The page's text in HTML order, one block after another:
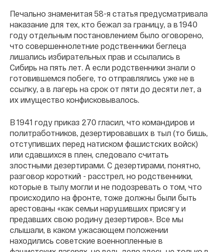
Печально знаменитая 58-я статья предусматривала
наказание для тех, кто бежал за границу, а в 1940
году отдельным постановлением было оговорено,
что совершеннолетние родственники беглеца
лишались избирательных прав и ссылались в
Сибирь на пять лет. А если родственники знали о
готовившемся побеге, то отправлялись уже не в
ссылку, а в лагерь на срок от пяти до десяти лет, а
их имущество конфисковывалось.
В 1941 году приказ 270 гласил, что командиров и
политработников, дезертировавших в тыл (то бишь,
отступивших перед натиском фашистских войск)
или сдавшихся в плен, следовало считать
злостными дезертирами. С дезертирами, понятно,
разговор короткий - расстрел, но родственники,
которые в тылу могли и не подозревать о том, что
происходило на фронте, тоже должны были быть
арестованы «как семьи нарушивших присягу и
предавших свою родину дезертиров». Все мы
слышали, в каком ужасающем положении
находились советские военнопленные в